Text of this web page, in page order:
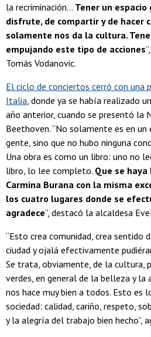
la recriminación… Tener un
disfrute, de compartir y de hacer
solamente nos da la cultura.
empujando este tipo de acciones
Tomás Vodanovic.
El ciclo de conciertos cerró con una
Italia, donde ya se había realizado
año anterior, cuando se presentó la
Beethoven. “No solamente es en
gente, sino que no hubo ninguna
Una obra es como un libro: uno no
libro, lo lee completo. Que se haya
Carmina Burana con la misma
los cuatro lugares donde se
agradece”, destacó la alcaldesa
“Esto crea comunidad, crea sentido
ciudad y ojalá efectivamente
Se trata, obviamente, de la cultura,
verdes, en general de la belleza y la
nos hace muy bien a todos. Esto es
sociedad: calidad, cariño, respeto,
y la alegría del trabajo bien hecho”,